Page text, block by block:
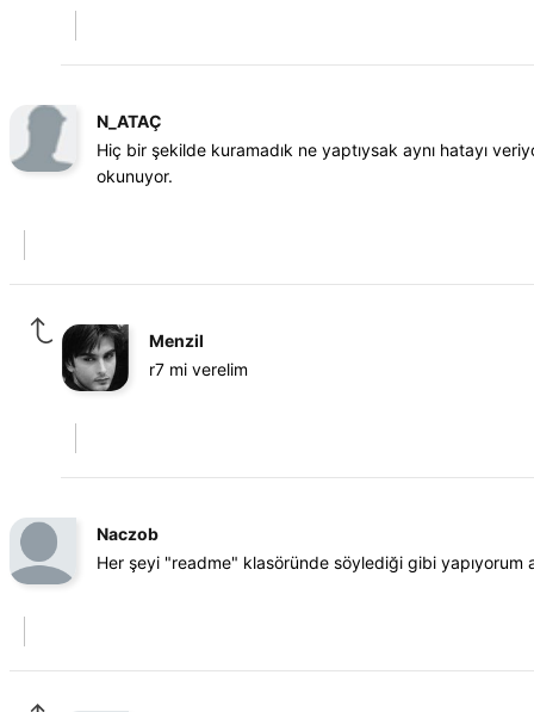
N_ATAÇ
Hiç bir şekilde kuramadık ne yaptıysak aynı hatayı
okunuyor.
Menzil
r7 mi verelim
Naczob
Her şeyi "readme" klasöründe söylediği gibi yapıyorum